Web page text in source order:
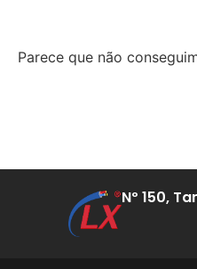
Parece que não
Nº 150,